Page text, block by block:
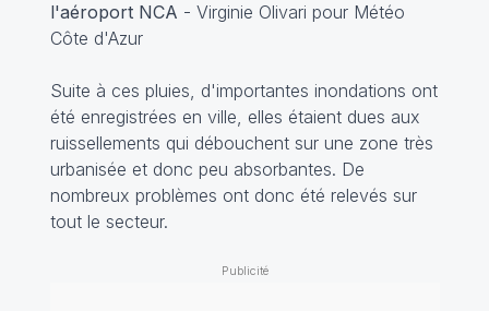
l'aéroport NCA - Virginie Olivari pour Météo
Côte d'Azur
Suite à ces pluies, d'importantes inondations ont
été enregistrées en ville, elles étaient dues aux
ruissellements qui débouchent sur une zone très
urbanisée et donc peu absorbantes. De
nombreux problèmes ont donc été relevés sur
tout le secteur.